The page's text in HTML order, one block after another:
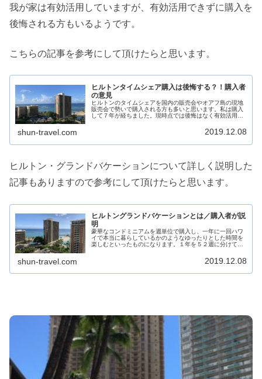
我が家は有効活用していますが、有効活用できずに購入を
後悔される方もいるようです。
こちらの記事を参考にして頂けたらと思います。
ヒルトンタイムシェア購入は後悔する？！購入者
の意見
ヒルトンのタイムシェアを国内の販売会やオアフ島の現地
販売会で勢いで購入される方も多いと思います。私は購入
して７年が経ちました。現時点では後悔はなく有効活用し
前の方などに参考になって頂ければ嬉しいです。shun-
shun-travel.com 2019.12.08
ヒルトン・グランドバケーションについて詳しく説明した
記事もありますので参考にして頂けたらと思います。
ヒルトングランドバケーションとは／購入者が説
明
豪華なコンドミニアムを週単位で購入し、一年に一回ハワ
イで本当に暮らしているかのようなゆったりとした時間を
楽しむといったものになります。１年を５２週に分けて、
これらについて購入者が説明します。shun-travel.com
shun-travel.com 2019.12.08